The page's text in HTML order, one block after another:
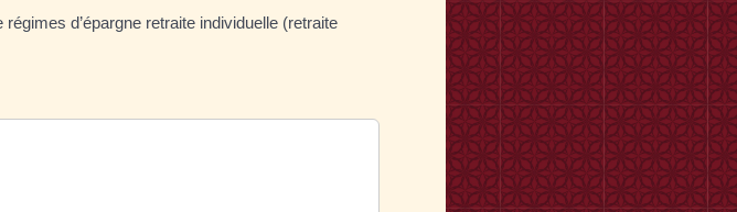
d’épargne retraite individuelle (retraite